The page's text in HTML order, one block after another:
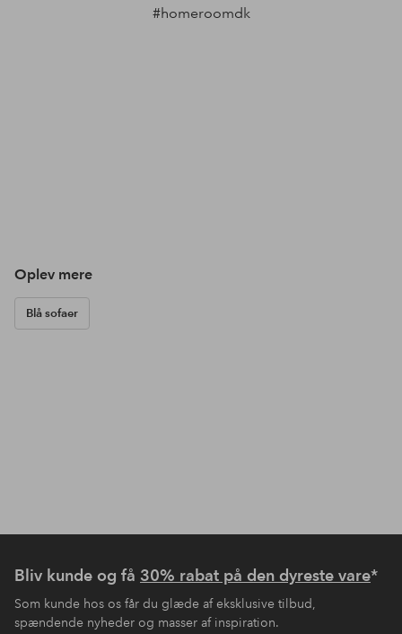
#homeroomdk
Oplev mere
Blå sofaer
Bliv kunde og få 30% rabat på den dyreste vare*
Som kunde hos os får du glæde af eksklusive tilbud,
spændende nyheder og masser af inspiration.